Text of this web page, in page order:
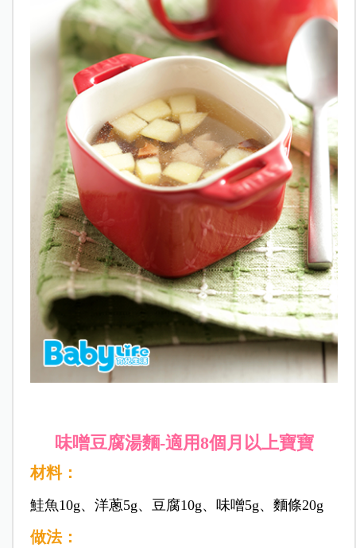
味噌豆腐湯麵-適用8個月以上寶寶
材料：
鮭魚10g、洋蔥5g、豆腐10g、味噌5g、麵條20g
做法：